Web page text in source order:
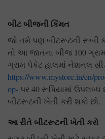
બીટ બીજની કિંમત
જો તમે પણ બીટરૂટની રૂબી
તો આ જાતના બીજ 100
ગ્રામ પેકેટ હાલમાં નેશનલ
https://www.mystore.in/en/
op- પર 40 રૂપિયામાં
બીટરૂટની ખેતી કરી શકો છો.
આ રીતે બીટરૂટની ખેતી કરો